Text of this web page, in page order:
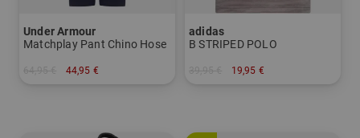
Under Armour
Matchplay Pant Chino Hose
44,95 €
adidas
B STRIPED POLO
19,95 €